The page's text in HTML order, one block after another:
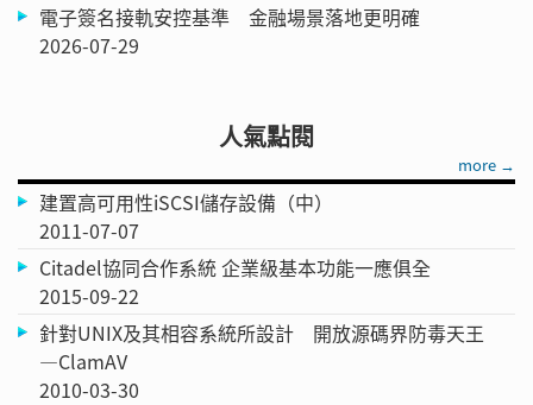
電子簽名接軌安控基準 金融場景落地更明確
2026-07-29
人氣點閱
more →
建置高可用性iSCSI儲存設備（中）
2011-07-07
Citadel協同合作系統 企業級基本功能一應俱全
2015-09-22
針對UNIX及其相容系統所設計 開放源碼界防毒天王
—ClamAV
2010-03-30